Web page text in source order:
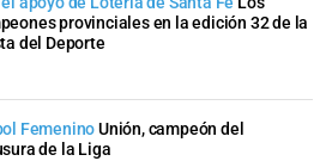
provinciales en la edición 32 de la
del Deporte
FemeninoUnión, campeón del
de la Liga